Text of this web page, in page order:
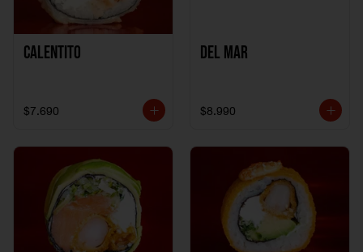
Calentito
$7.690
Del Mar
$8.990